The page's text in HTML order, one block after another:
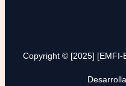
Copyright © [2025] [EMFI-